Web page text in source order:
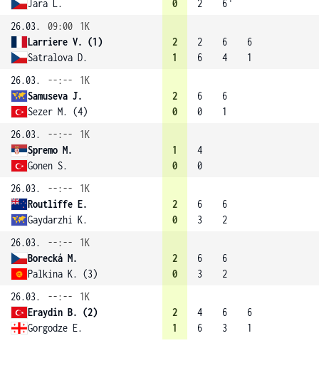
Jara L. 0 2 6
26.03. 09:00
1K
Larriere V. (1)
Satralova D.
2
1
2
6
6
4
6
1
26.03.
--:--
1K
Samuseva J.
Sezer M. (4)
2
0
6
0
6
1
26.03.
--:--
1K
Spremo M.
Gonen S.
1
0
4
0
26.03.
--:--
1K
Routliffe E.
Gaydarzhi K.
2
0
6
3
6
2
26.03.
--:--
1K
Borecká M.
Palkina K. (3)
2
0
6
3
6
2
26.03.
--:--
1K
Eraydin B. (2)
Gorgodze E.
2
1
4
6
6
3
6
1